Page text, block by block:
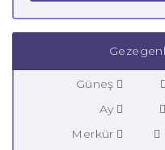
Güneş
Ay
Merkür